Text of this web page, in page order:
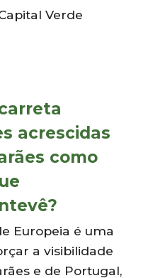
Verde
acrescidas
como
Europeia é uma
a visibilidade
e de Portugal,